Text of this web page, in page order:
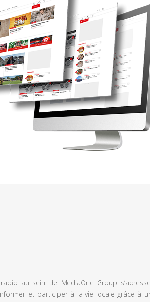
au sein de MediaOne Group
et participer à la vie locale grâce à